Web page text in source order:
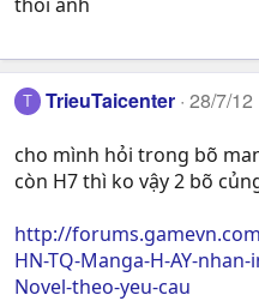
T TrieuTaicenter 28/7/12
cho mình hỏi trong bõ
còn H7 thì ko vậy 2 bõ
http://
HN-TQ-Manga-H-AY-
Novel-theo-yeu-cau